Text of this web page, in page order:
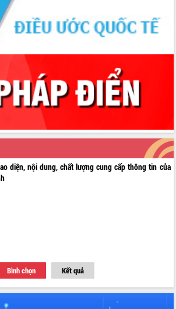
diện, nội dung, chất lượng cung cấp thông tin của
Bình chọn Kết quả